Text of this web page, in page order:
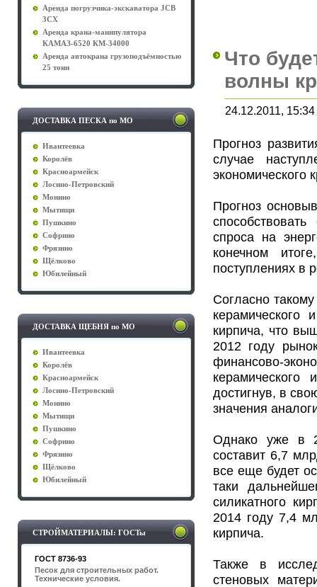
Аренда погрузчика-экскаватора JCB
3CX
Аренда крана-манипулятора
КАМАЗ-6520 КМ-34000
Аренда автокрана грузоподъёмностью
25 тонн
ДОСТАВКА ПЕСКА по МО
Ивантеевка
Королёв
Красноармейск
Лосино-Петровский
Монино
Мытищи
Пушкино
Софрино
Фрязино
Щёлково
Юбилейный
ДОСТАВКА ЩЕБНЯ по МО
Ивантеевка
Королёв
Красноармейск
Лосино-Петровский
Монино
Мытищи
Пушкино
Софрино
Фрязино
Щёлково
Юбилейный
СТРОЙМАТЕРИАЛЫ: ГОСТы
ГОСТ 8736-93
Песок для строительных работ.
Технические условия.
Что
волны
24.12.2011,
Прогноз
случае
экономического
Прогноз
спроса на
конечном
поступлениях в
Согласно
керамического
кирпича, что
2012 году
финансово-
достигнув, в
значения
Однако уже в
составит 6,7
все еще будет
таки
силикатного
2014 году 7,4
кирпича.
Также в
стеновых